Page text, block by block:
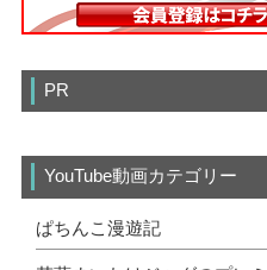
PR
YouTube動画カテゴリー
ぱちんこ漫遊記